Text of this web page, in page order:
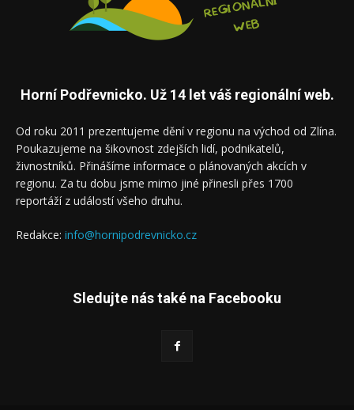
Horní Podřevnicko. Už 14 let váš regionální web.
Od roku 2011 prezentujeme dění v regionu na východ od Zlína.
Poukazujeme na šikovnost zdejších lidí, podnikatelů,
živnostníků. Přinášíme informace o plánovaných akcích v
regionu. Za tu dobu jsme mimo jiné přinesli přes 1700
reportáží z událostí všeho druhu.
Redakce: info@hornipodrevnicko.cz
Sledujte nás také na Facebooku